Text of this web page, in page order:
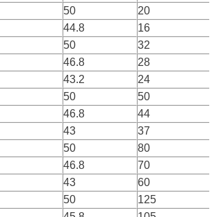
50
20
44.8
16
50
32
46.8
28
43.2
24
50
50
46.8
44
43
37
50
80
46.8
70
43
60
50
125